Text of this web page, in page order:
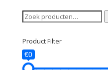
Zoeken
naar:
Product Filter
€0